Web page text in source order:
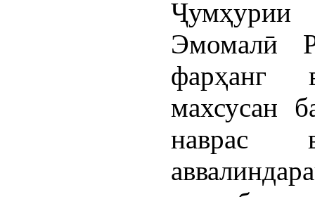
Ҷумҳурии
Эмомалӣ
фарҳанг
махсусан
наврас